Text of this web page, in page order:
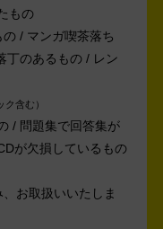
もの
の / マンガ喫茶落ち
丁のあるもの / レン
ク含む
/ 問題集で回答集が
が欠損しているもの
お取扱いいたしま